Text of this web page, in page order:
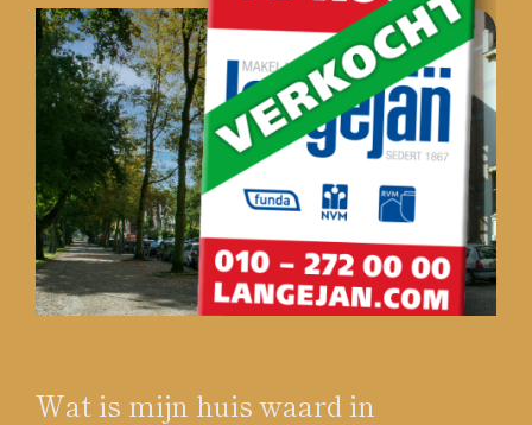
Wat is mijn huis waard in